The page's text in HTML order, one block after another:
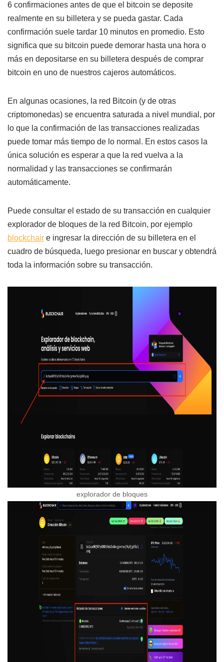
6 confirmaciones antes de que el bitcoin se deposite
realmente en su billetera y se pueda gastar. Cada
confirmación suele tardar 10 minutos en promedio. Esto
significa que su bitcoin puede demorar hasta una hora o
más en depositarse en su billetera después de comprar
bitcoin en uno de nuestros cajeros automáticos.
En algunas ocasiones, la red Bitcoin (y de otras
criptomonedas) se encuentra saturada a nivel mundial, por
lo que la confirmación de las transacciones realizadas
puede tomar más tiempo de lo normal. En estos casos la
única solución es esperar a que la red vuelva a la
normalidad y las transacciones se confirmarán
automáticamente.
Puede consultar el estado de su transacción en cualquier
explorador de bloques de la red Bitcoin, por ejemplo
blockchair e ingresar la dirección de su billetera en el
cuadro de búsqueda, luego presionar en buscar y obtendrá
toda la información sobre su transacción.
explorador de bloques